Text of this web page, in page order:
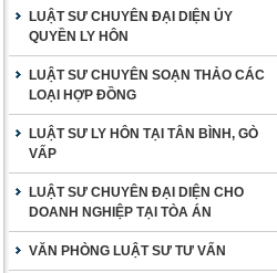
LUẬT SƯ CHUYÊN ĐẠI DIỆN ỦY
QUYỀN LY HÔN
LUẬT SƯ CHUYÊN SOẠN THẢO CÁC
LOẠI HỢP ĐỒNG
LUẬT SƯ LY HÔN TẠI TÂN BÌNH, GÒ
VẤP
LUẬT SƯ CHUYÊN ĐẠI DIỆN CHO
DOANH NGHIỆP TẠI TÒA ÁN
VĂN PHÒNG LUẬT SƯ TƯ VẤN